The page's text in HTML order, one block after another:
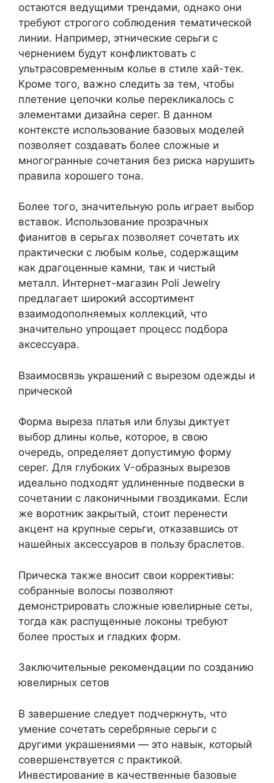
остаются ведущими трендами, однако они
требуют строгого соблюдения тематической
линии. Например, этнические серьги с
чернением будут конфликтовать с
ультрасовременным колье в стиле хай-тек.
Кроме того, важно следить за тем, чтобы
плетение цепочки колье перекликалось с
элементами дизайна серег. В данном
контексте использование базовых моделей
позволяет создавать более сложные и
многогранные сочетания без риска нарушить
правила хорошего тона.
Более того, значительную роль играет выбор
вставок. Использование прозрачных
фианитов в серьгах позволяет сочетать их
практически с любым колье, содержащим
как драгоценные камни, так и чистый
металл. Интернет-магазин Poli Jewelry
предлагает широкий ассортимент
взаимодополняемых коллекций, что
значительно упрощает процесс подбора
аксессуара.
Взаимосвязь украшений с вырезом одежды и
прической
Форма выреза платья или блузы диктует
выбор длины колье, которое, в свою
очередь, определяет допустимую форму
серег. Для глубоких V-образных вырезов
идеально подходят удлиненные подвески в
сочетании с лаконичными гвоздиками. Если
же воротник закрытый, стоит перенести
акцент на крупные серьги, отказавшись от
нашейных аксессуаров в пользу браслетов.
Прическа также вносит свои коррективы:
собранные волосы позволяют
демонстрировать сложные ювелирные сеты,
тогда как распущенные локоны требуют
более простых и гладких форм.
Заключительные рекомендации по созданию
ювелирных сетов
В завершение следует подчеркнуть, что
умение сочетать серебряные серьги с
другими украшениями — это навык, который
совершенствуется с практикой.
Инвестирование в качественные базовые